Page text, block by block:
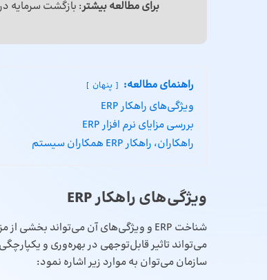
برای مطالعه بیشتر: بازگشت سرمایه در ERP
راهنمای مطالعه: پنهان
ویژگی‌های راهکار ERP
بررسی مزایای نرم افزار ERP
راهکاران، راهکار ERP همکاران سیستم
ویژگی‌های راهکار ERP
شناخت ERP و ویژگی‌های آن می‌تواند بخشی از مزایای استفاده از این راهکار را تشریح نماید. انتخاب
می‌تواند تاثیر قابل‌توجهی در بهره‌وری و
سازمان می‌توان به موارد زیر اشاره نمود: